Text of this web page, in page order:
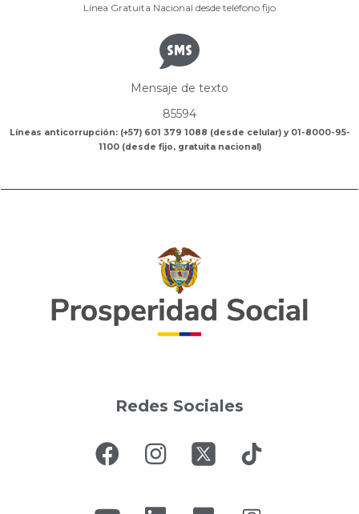
Línea Gratuita Nacional desde teléfono fijo
Mensaje de texto
85594
Líneas anticorrupción: (+57) 601 379 1088 (desde celular) y 01-8000-95-
1100 (desde fijo, gratuita nacional)
Redes Sociales